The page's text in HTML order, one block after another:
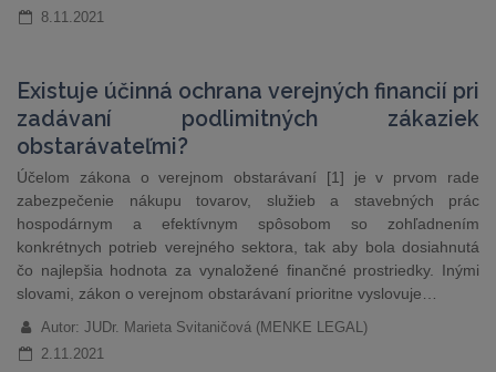
8.11.2021
Existuje účinná ochrana verejných financií pri
zadávaní podlimitných zákaziek
obstarávateľmi?
Účelom zákona o verejnom obstarávaní [1] je v prvom rade
zabezpečenie nákupu tovarov, služieb a stavebných prác
hospodárnym a efektívnym spôsobom so zohľadnením
konkrétnych potrieb verejného sektora, tak aby bola dosiahnutá
čo najlepšia hodnota za vynaložené finančné prostriedky. Inými
slovami, zákon o verejnom obstarávaní prioritne vyslovuje…
Autor: JUDr. Marieta Svitaničová (MENKE LEGAL)
2.11.2021